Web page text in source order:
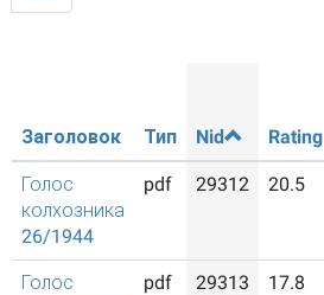
Заголовок Тип Nid Rating
Голос
колхозника
26/1944
pdf 29312 20.5
Голос
pdf 29313 17.8